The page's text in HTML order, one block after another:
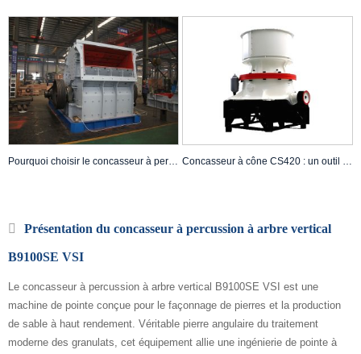
Présentation du concasseur à percussion à arbre vertical
B9100SE VSI
Le concasseur à percussion à arbre vertical B9100SE VSI est une
machine de pointe conçue pour le façonnage de pierres et la production
de sable à haut rendement. Véritable pierre angulaire du traitement
moderne des granulats, cet équipement allie une ingénierie de pointe à